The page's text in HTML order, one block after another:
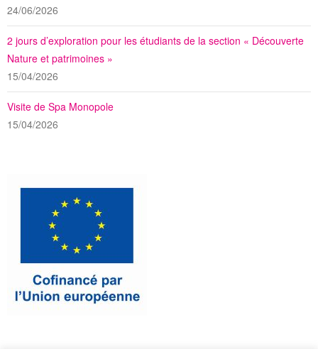
24/06/2026
2 jours d’exploration pour les étudiants de la section « Découverte
Nature et patrimoines »
15/04/2026
Visite de Spa Monopole
15/04/2026